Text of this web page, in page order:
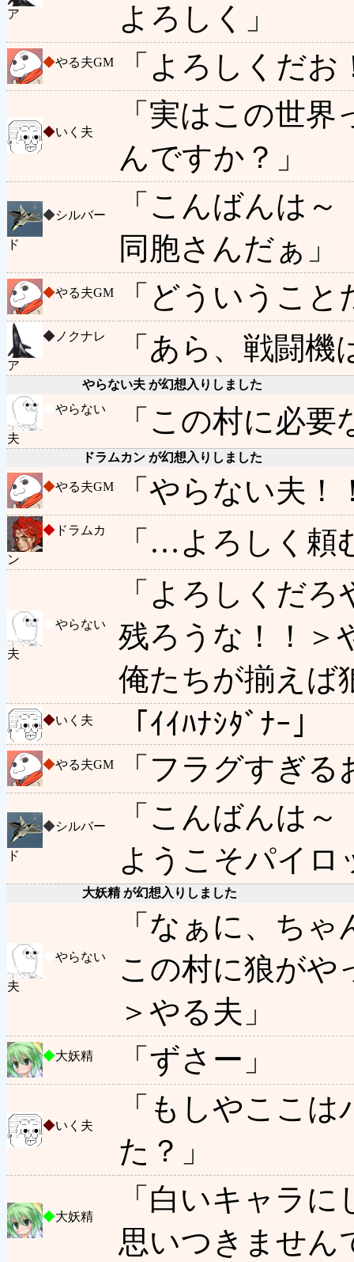
ア
よろしく」
◆やる夫GM 「よろしくだお
◆いく夫
「実はこの世
んですか？」
◆シルバー
ド
「こんばんは～
同胞さんだぁ」
◆やる夫GM 「どういうこ
◆ ノクナレ
ア
「あら、戦闘
やらない夫 が幻想入りしました
やらない
夫
「この村に必
ドラムカン が幻想入りしました
◆やる夫GM 「やらない夫
◆ ドラムカ
ン
「…よろしく頼
やらない
夫
「よろしくだ
残ろうな！！＞
俺たちが揃えば
◆いく夫 「ｲｲﾊﾅｼﾀﾞﾅｰ」
◆やる夫GM 「フラグすぎ
◆シルバー
ド
「こんばんは～
ようこそパイロ
大妖精 が幻想入りしました
やらない
夫
「なぁに、ち
この村に狼がや
＞やる夫」
◆大妖精 「ずさー」
◆いく夫
「もしやここ
た？」
◆大妖精
「白いキャラ
思いつきません